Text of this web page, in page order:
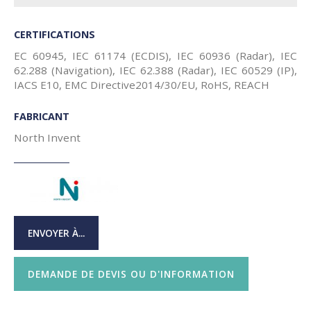
CERTIFICATIONS
EC 60945, IEC 61174 (ECDIS), IEC 60936 (Radar), IEC
62.288 (Navigation), IEC 62.388 (Radar), IEC 60529 (IP),
IACS E10, EMC Directive2014/30/EU, RoHS, REACH
FABRICANT
North Invent
ENVOYER À...
DEMANDE DE DEVIS OU D'INFORMATION